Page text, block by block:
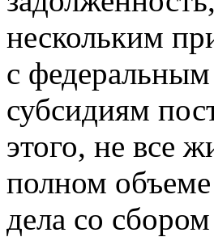
нескольким
с
субсидиям
этого, не все
полном объеме
дела со